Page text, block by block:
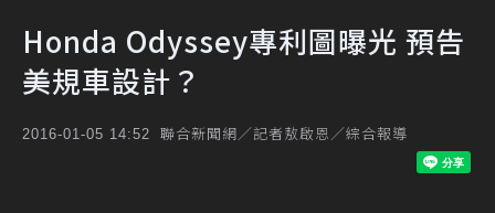
Honda Odyssey專利圖曝光 預告
美規車設計？
2016-01-05 14:52 聯合新聞網／記者敖啟恩／綜合報導